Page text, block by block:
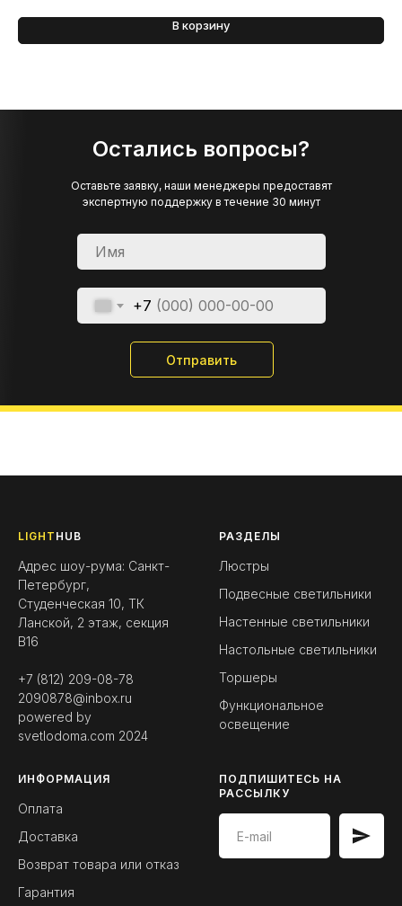
В корзину
Остались вопросы?
+7
Отправить
Оставьте заявку, наши менеджеры предоставят
экспертную поддержку в течение 30 минут
LIGHT HUB
Адрес шоу-рума: Санкт-
Петербург,
Студенческая 10, ТК
Ланской, 2 этаж, секция
B16
+7 (812) 209-08-78
2090878@inbox.ru
powered by
svetlodoma.com 2024
РАЗДЕЛЫ
Люстры
Подвесные светильники
Настенные светильники
Настольные светильники
Торшеры
Функциональное
освещение
ИНФОРМАЦИЯ
Оплата
Доставка
Возврат товара или отказ
Гарантия
ПОДПИШИТЕСЬ НА
РАССЫЛКУ